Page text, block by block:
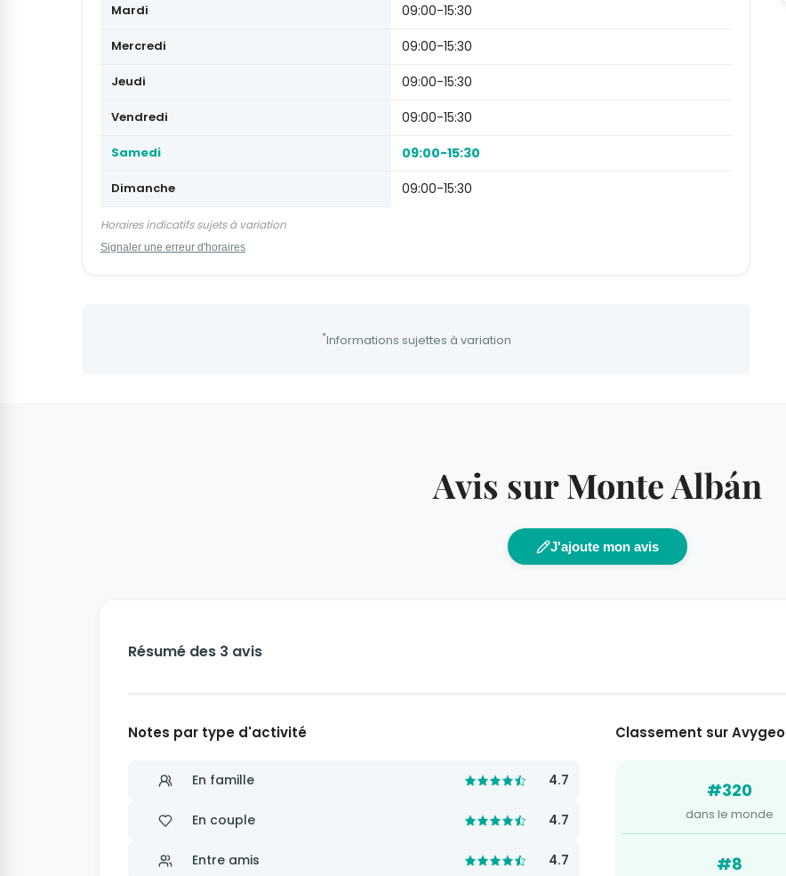
Mardi 09:00-15:30
Mercredi 09:00-15:30
Jeudi 09:00-15:30
Vendredi 09:00-15:30
Samedi 09:00-15:30
Dimanche 09:00-15:30
Horaires indicatifs sujets à variation
Signaler une erreur d'horaires
*Informations sujettes à variation
Avis sur Monte Albán
J'ajoute mon avis
Résumé des 3 avis
Notes par type d'activité
En famille 4.7
En couple 4.7
Entre amis 4.7
Classement sur Avygeo
#320
dans le monde
#8